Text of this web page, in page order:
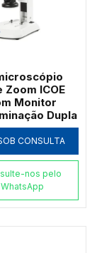
Zoom ICOE
Monitor
Dupla
CONSULTA
nos pelo
WhatsApp